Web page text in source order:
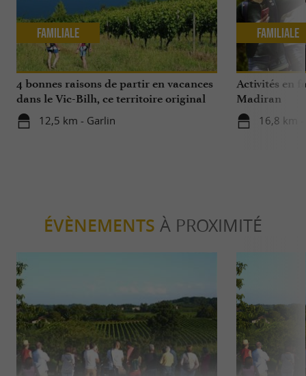
4 bonnes raisons de partir en vacances
dans le Vic-Bilh, ce territoire original
12,5 km - Garlin
Familiale
Activités en
Madiran
16,8 km
Familiale
ÉVÈNEMENTS À PROXIMITÉ